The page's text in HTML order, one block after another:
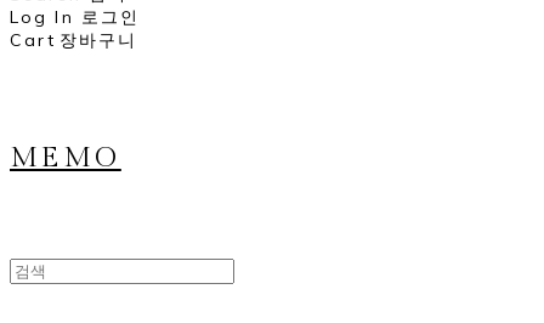
Log In 로그인
Cart 장바구니
MEMO